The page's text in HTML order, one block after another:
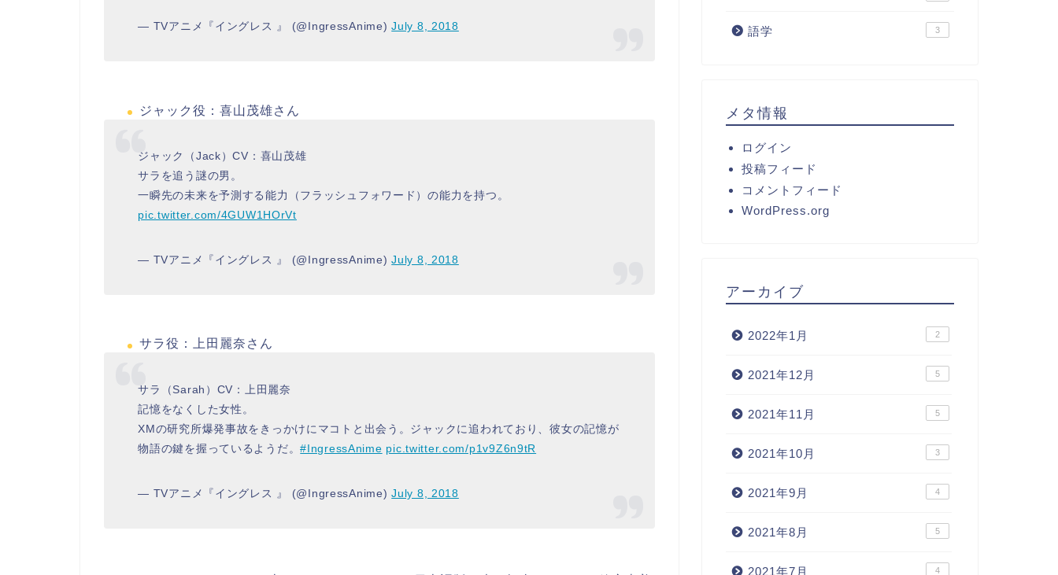
— TVアニメ『イングレス 』 (@IngressAnime)July 8, 2018
ジャック役：喜山茂雄さん
ジャック（Jack）CV：喜山茂雄
サラを追う謎の男。
一瞬先の未来を予測する能力（フラッシュフォワード）の能力を持つ。
pic.twitter.com/4GUW1HOrVt
— TVアニメ『イングレス 』 (@IngressAnime)July 8, 2018
サラ役：上田麗奈さん
サラ（Sarah）CV：上田麗奈
記憶をなくした女性。
XMの研究所爆発事故をきっかけにマコトと出会う。ジャックに追われており、彼女の記憶が
物語の鍵を握っているようだ。#IngressAnime pic.twitter.com/p1v9Z6n9tR
— TVアニメ『イングレス 』 (@IngressAnime)July 8, 2018
語学 3
メタ情報
ログイン
投稿フィード
コメントフィード
WordPress.org
アーカイブ
2022年1月 2
2021年12月 5
2021年11月 5
2021年10月 3
2021年9月 4
2021年8月 5
2021年7月 4